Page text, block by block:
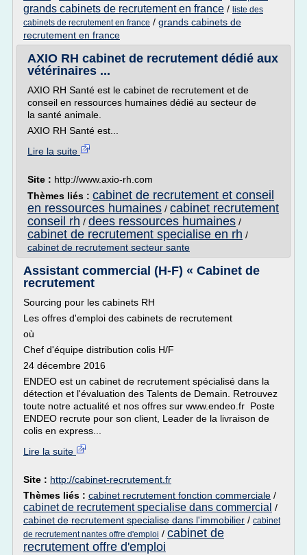
grands cabinets de recrutement en france / liste des
cabinets de recrutement en france / grands cabinets de
recrutement en france
AXIO RH cabinet de recrutement dédié aux
vétérinaires ...
AXIO RH Santé est le cabinet de recrutement et de
conseil en ressources humaines dédié au secteur de
la santé animale.
AXIO RH Santé est...
Lire la suite
Site : http://www.axio-rh.com
Thèmes liés : cabinet de recrutement et conseil
en ressources humaines / cabinet recrutement
conseil rh / dees ressources humaines /
cabinet de recrutement specialise en rh /
cabinet de recrutement secteur sante
Assistant commercial (H-F) « Cabinet de
recrutement
Sourcing pour les cabinets RH
Les offres d'emploi des cabinets de recrutement
où
Chef d'équipe distribution colis H/F
24 décembre 2016
ENDEO est un cabinet de recrutement spécialisé dans la
détection et l'évaluation des Talents de Demain. Retrouvez
toute notre actualité et nos offres sur www.endeo.fr Poste
ENDEO recrute pour son client, Leader de la livraison de
colis en express...
Lire la suite
Site : http://cabinet-recrutement.fr
Thèmes liés : cabinet recrutement fonction commerciale /
cabinet de recrutement specialise dans commercial /
cabinet de recrutement specialise dans l'immobilier / cabinet
de recrutement nantes offre d'emploi / cabinet de
recrutement offre d'emploi